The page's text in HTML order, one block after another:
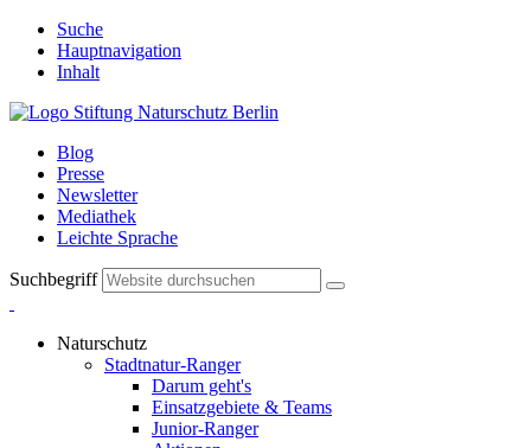
Suche
Hauptnavigation
Inhalt
Blog
Presse
Newsletter
Mediathek
Leichte Sprache
Suchbegriff
Naturschutz
Stadtnatur-Ranger
Darum geht's
Einsatzgebiete & Teams
Junior-Ranger